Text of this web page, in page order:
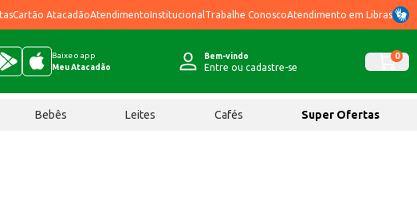
Cartão AtacadãoAtendimentoInstitucional Trabalhe ConoscoAtendimento em Libras
Baixe o app
Meu Atacadão
Bem-vindo
Entre ou cadastre-se
0
Bebês Leites Cafés Super Ofertas